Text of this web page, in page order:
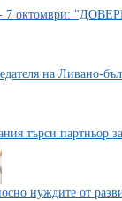
- 7 октомври:
на Ливано-
търси партньор
нуждите от